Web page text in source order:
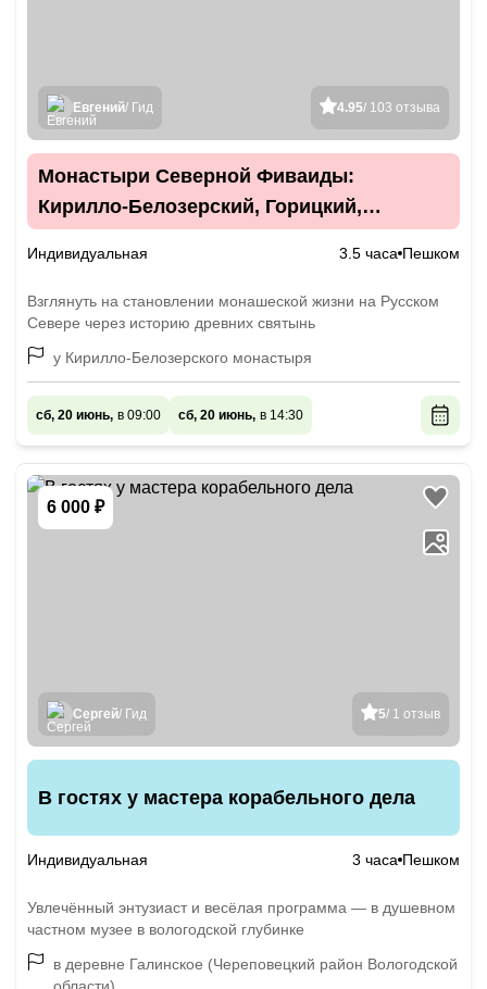
4.95/ 103 отзыва
Евгений/ Гид
Монастыри Северной Фиваиды:
Кирилло-Белозерский, Горицкий,
Индивидуальная 3.5 часа Пешком
Взглянуть на становлении монашеской жизни на Русском
Севере через историю древних святынь
у Кирилло-Белозерского монастыря
сб, 20 июнь, в 09:00 сб, 20 июнь, в 14:30
6 000 ₽
5/ 1 отзыв
Сергей/ Гид
В гостях у мастера корабельного дела
Индивидуальная 3 часа Пешком
Увлечённый энтузиаст и весёлая программа — в душевном
частном музее в вологодской глубинке
в деревне Галинское (Череповецкий район Вологодской